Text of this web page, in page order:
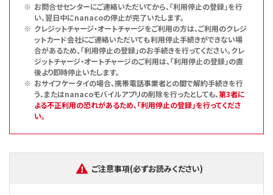
お問合せセンターにご連絡いただいてから、「利用停止の登録」を行
い、翌日中にnanacoの停止が完了いたします。
クレジットチャージ・オートチャージをご利用の方は、ご利用のクレジ
ットカード会社にご連絡いただいても利用停止手続きができない場
合があるため、「利用停止の登録」のお手続きを行ってください。クレ
ジットチャージ・オートチャージのご利用は、「利用停止の登録」の直
後より即時停止いたします。
おサイフケータイの場合、携帯電話事業者との間で解約手続きを行
う、またはnanacoモバイルアプリの削除を行ったとしても、第3者に
よる不正利用の恐れがあるため、「利用停止の登録」を行ってくださ
い。
ご注意事項(必ずお読みください)